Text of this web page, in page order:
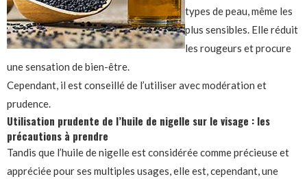
types de peau, même les
plus sensibles. Elle réduit
les rougeurs et procure
une sensation de bien-être.
Cependant, il est conseillé de l’utiliser avec modération et
prudence.
Utilisation prudente de l’huile de nigelle sur le visage : les
précautions à prendre
Tandis que l’huile de nigelle est considérée comme précieuse et
appréciée pour ses multiples usages, elle est, cependant, une